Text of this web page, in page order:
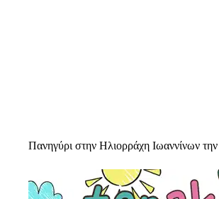
Πανηγύρι στην Ηλιορράχη Ιωαννίνων